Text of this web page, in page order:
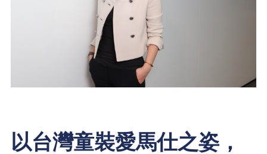
以台灣童裝愛馬仕之姿，